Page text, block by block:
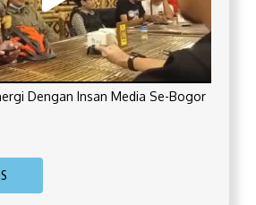
Dengan Insan Media Se-Bogor